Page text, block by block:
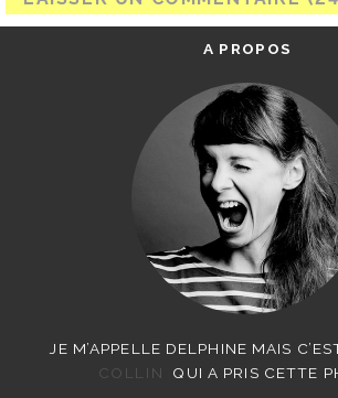
A PROPOS
JE M’APPELLE DELPHINE MAIS
COLLIN
QUI A PRIS CETTE